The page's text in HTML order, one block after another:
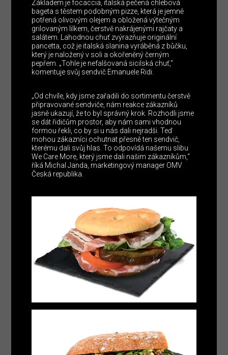
Základem je focaccia, italská pečená chlebová
bageta s těstem podobným pizze, která je jemně
potřená olivovým olejem a obložená výtečným
grilovaným lilkem, čerstvě nakrájenými rajčaty a
salátem. Lahodnou chuť zvýrazňuje originální
pancetta, což je italská slanina vyráběná z bůčku,
který je naložený v soli a okořeněný černým
pepřem. „Tohle je nefalšovaná sicilská chuť,“
komentuje svůj sendvič Emanuele Ridi.
„Od chvíle, kdy jsme zařadili do sortimentu čerstvě
připravované sendviče, nám reakce zákazníků
jasně ukazují, že to byl správný krok. Rozhodli jsme
se dát řidičům prostor, aby nám sami vhodnou
formou řekli, co by si u nás dali nejradši. Teď
mohou zákazníci ochutnat přesně ten sendvič,
kterému dali svůj hlas. To odpovídá našemu slibu
We Care More, který jsme dali našim zákazníkům,“
říká Michal Janda, marketingový manager OMV
Česká republika.